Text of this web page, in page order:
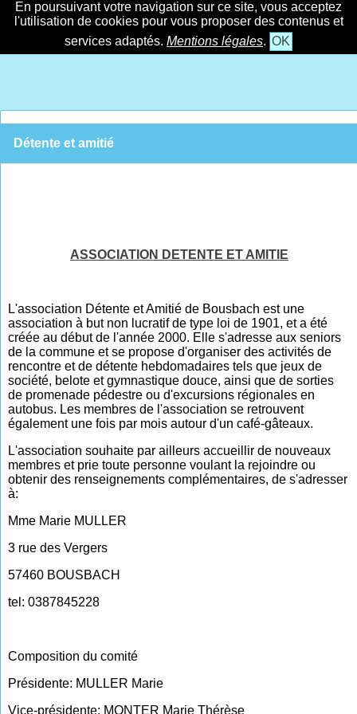
En poursuivant votre navigation sur ce site, vous acceptez
l'utilisation de cookies pour vous proposer des contenus et
services adaptés. Mentions légales. OK
Détente et amitié
ASSOCIATION DETENTE ET AMITIE
L'association Détente et Amitié de Bousbach est une
association à but non lucratif de type loi de 1901, et a été
créée au début de l'année 2000. Elle s'adresse aux seniors
de la commune et se propose d'organiser des activités de
rencontre et de détente hebdomadaires tels que jeux de
société, belote et gymnastique douce, ainsi que de sorties
de promenade pédestre ou d'excursions régionales en
autobus. Les membres de l'association se retrouvent
également une fois par mois autour d'un café-gâteaux.
L'association souhaite par ailleurs accueillir de nouveaux
membres et prie toute personne voulant la rejoindre ou
obtenir des renseignements complémentaires, de s'adresser
à:
Mme Marie MULLER
3 rue des Vergers
57460 BOUSBACH
tel: 0387845228
Composition du comité
Présidente: MULLER Marie
Vice-présidente: MONTER Marie Thérèse